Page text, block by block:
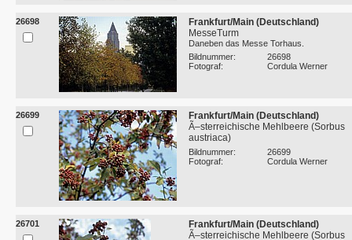
26698
Frankfurt/Main (Deutschland)
MesseTurm
Daneben das Messe Torhaus.
Bildnummer:
26698
Fotograf:
Cordula Werner
26699
Frankfurt/Main (Deutschland)
Ã–sterreichische Mehlbeere (Sorbus
austriaca)
Bildnummer:
26699
Fotograf:
Cordula Werner
26701
Frankfurt/Main (Deutschland)
Ã–sterreichische Mehlbeere (Sorbus